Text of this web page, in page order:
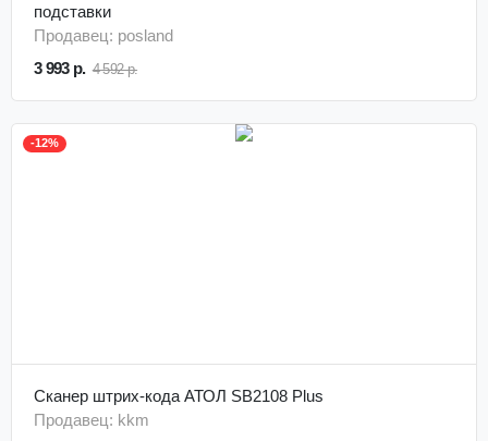
подставки
Продавец: posland
3 993 р. 4 592 р.
-12%
Сканер штрих-кода АТОЛ SB2108 Plus
Продавец: kkm